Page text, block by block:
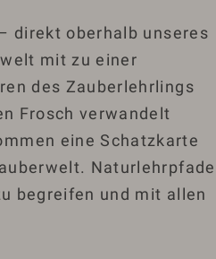
direkt oberhalb unseres
mit zu einer
des Zauberlehrlings
Frosch verwandelt
eine Schatzkarte
Naturlehrpfade
begreifen und mit allen